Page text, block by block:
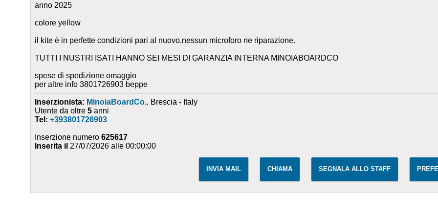
anno 2025
colore yellow
il kite è in perfette condizioni pari al nuovo,nessun microforo ne riparazione.
TUTTI I NUSTRI ISATI HANNO SEI MESI DI GARANZIA INTERNA MINOIABOARDCO
spese di spedizione omaggio
per altre info 3801726903 beppe
Inserzionista: MinoiaBoardCo., Brescia - Italy
Utente da oltre5 anni
Tel:+393801726903
Inserzione numero625617
Inserita il 27/07/2026 alle 00:00:00
INVIA MAIL CHIAMA SEGNALA ALLO STAFF